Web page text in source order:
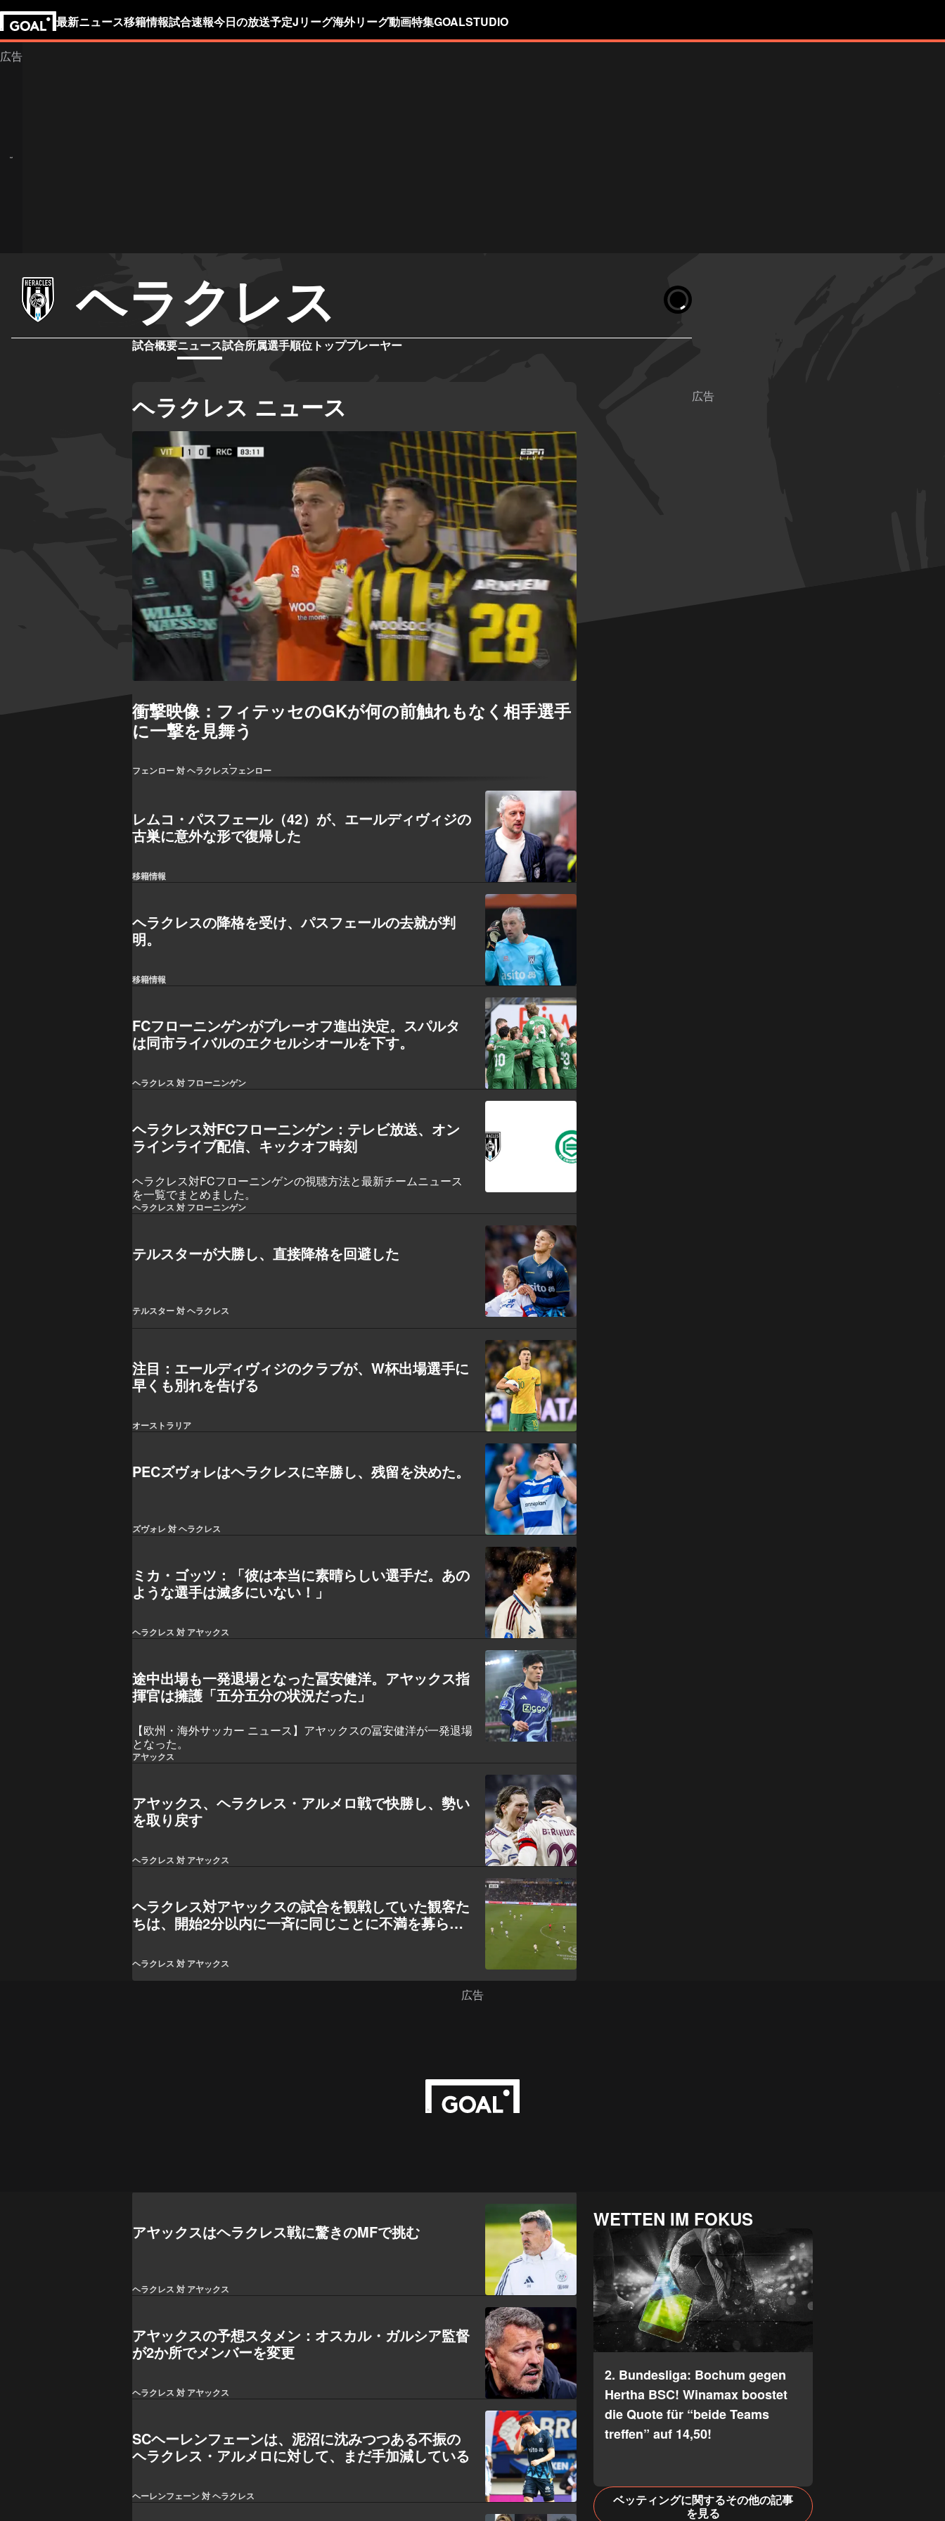
最新ニュース移籍情報試合速報今日の放送予定Jリーグ海外リーグ動画特集GOALSTUDIO
ヘラクレス
試合概要ニュース試合所属選手順位 トッププレーヤー
ヘラクレス ニュース
衝撃映像：フィテッセのGKが何の前触れもなく相手選手
に一撃を見舞う
フェンロー 対 ヘラクレスフェンロー
レムコ・パスフェール（42）が、エールディヴィジの
古巣に意外な形で復帰した
移籍情報
ヘラクレスの降格を受け、パスフェールの去就が判
明。
移籍情報
FCフローニンゲンがプレーオフ進出決定。スパルタ
は同市ライバルのエクセルシオールを下す。
ヘラクレス 対 フローニンゲン
ヘラクレス対FCフローニンゲン：テレビ放送、オン
ラインライブ配信、キックオフ時刻
ヘラクレス対FCフローニンゲンの視聴方法と最新チームニュース
を一覧でまとめました。
ヘラクレス 対 フローニンゲン
テルスターが大勝し、直接降格を回避した
テルスター 対 ヘラクレス
注目：エールディヴィジのクラブが、W杯出場選手に
早くも別れを告げる
オーストラリア
PECズヴォレはヘラクレスに辛勝し、残留を決めた。
ズヴォレ 対 ヘラクレス
ミカ・ゴッツ：「彼は本当に素晴らしい選手だ。あの
ような選手は滅多にいない！」
ヘラクレス 対 アヤックス
途中出場も一発退場となった冨安健洋。アヤックス指
揮官は擁護「五分五分の状況だった」
【欧州・海外サッカー ニュース】アヤックスの冨安健洋が一発退場
となった。
アヤックス
アヤックス、ヘラクレス・アルメロ戦で快勝し、勢い
を取り戻す
ヘラクレス 対 アヤックス
ヘラクレス対アヤックスの試合を観戦していた観客た
ちは、開始2分以内に一斉に同じことに不満を募らせ
ヘラクレス 対 アヤックス
アヤックスはヘラクレス戦に驚きのMFで挑む
ヘラクレス 対 アヤックス
アヤックスの予想スタメン：オスカル・ガルシア監督
が2か所でメンバーを変更
ヘラクレス 対 アヤックス
SCヘーレンフェーンは、泥沼に沈みつつある不振の
ヘラクレス・アルメロに対して、まだ手加減している
ヘーレンフェーン 対 ヘラクレス
WETTEN IM FOKUS
2. Bundesliga: Bochum gegen
Hertha BSC! Winamax boostet
die Quote für “beide Teams
treffen” auf 14,50!
ベッティングに関するその他の記事
を見る